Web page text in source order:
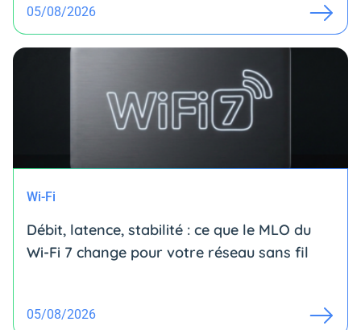
05/08/2026
Wi-Fi
Débit, latence, stabilité : ce que le MLO du
Wi-Fi 7 change pour votre réseau sans fil
05/08/2026